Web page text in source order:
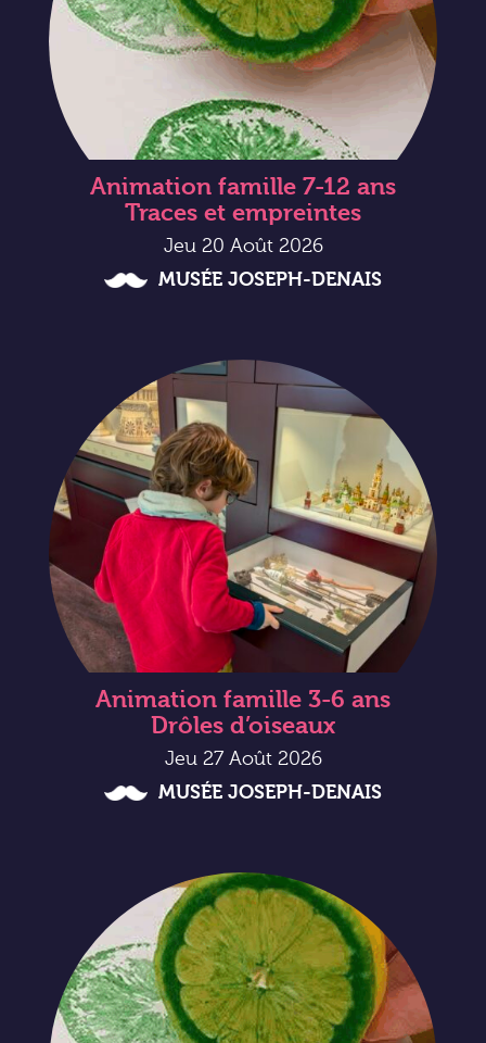
Animation famille 7-12 ans
Traces et empreintes
Jeu 20 Août 2026
MUSÉE JOSEPH-DENAIS
Animation famille 3-6 ans
Drôles d’oiseaux
Jeu 27 Août 2026
MUSÉE JOSEPH-DENAIS